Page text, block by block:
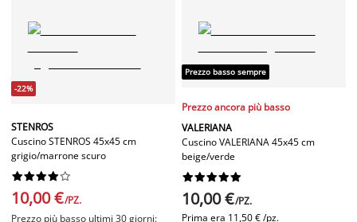
-22%
STENROS
Cuscino STENROS 45x45 cm
grigio/marrone scuro






10,00 €/PZ.
Prezzo più basso ultimi 30 giorni:
Prezzo basso sempre
Prezzo ancora più basso
VALERIANA
Cuscino VALERIANA 45x45 cm
beige/verde






10,00 €/PZ.
Prima era 11,50 € /pz.